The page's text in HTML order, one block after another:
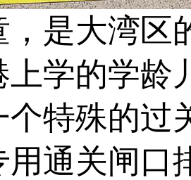
，是大湾区
上学的学龄
个特殊的过
用通关闸口